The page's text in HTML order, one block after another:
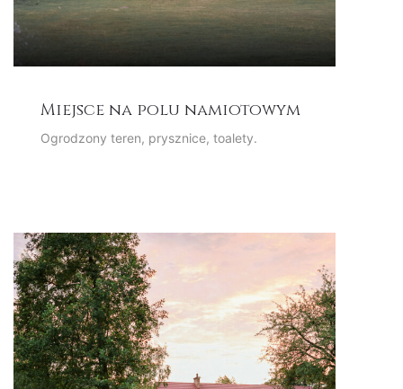
Miejsce na polu namiotowym
Ogrodzony teren, prysznice, toalety.